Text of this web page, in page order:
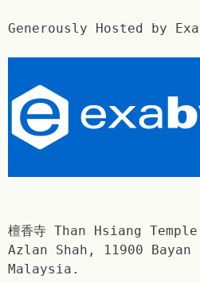
Generously Hosted by
檀香寺 Than Hsiang
Azlan Shah, 11900 Bayan
Malaysia.